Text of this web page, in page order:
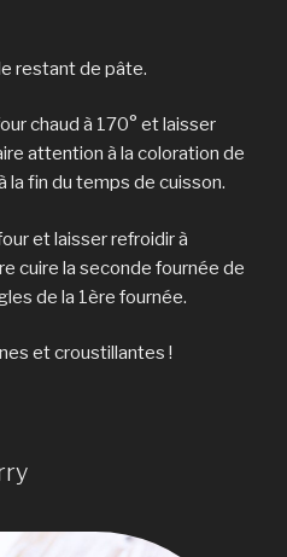
restant de pâte.
chaud à 170° et laisser
attention à la coloration de
la fin du temps de cuisson.
et laisser refroidir à
cuire la seconde fournée de
de la 1ère fournée.
et croustillantes !